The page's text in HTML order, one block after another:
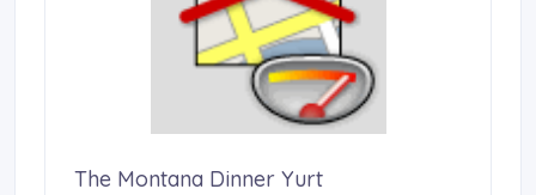
The Montana Dinner Yurt